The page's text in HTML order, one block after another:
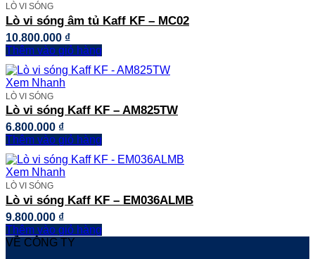
LÒ VI SÓNG
Lò vi sóng âm tủ Kaff KF – MC02
10.800.000 ₫
Thêm vào giỏ hàng
Xem Nhanh
LÒ VI SÓNG
Lò vi sóng Kaff KF – AM825TW
6.800.000 ₫
Thêm vào giỏ hàng
Xem Nhanh
LÒ VI SÓNG
Lò vi sóng Kaff KF – EM036ALMB
9.800.000 ₫
Thêm vào giỏ hàng
VỀ CÔNG TY